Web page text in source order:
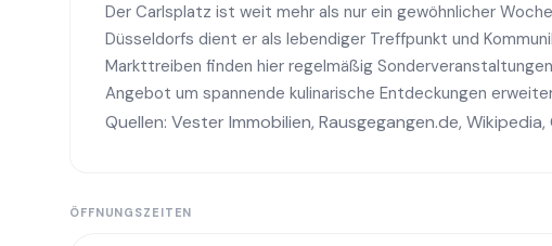
Der Carlsplatz ist weit mehr als nur ein gewöhnlicher
Düsseldorfs dient er als lebendiger Treffpunkt und
Markttreiben finden hier regelmäßig
Angebot um spannende kulinarische Entdeckungen
Quellen: Vester Immobilien, Rausgegangen.de, Wikipedia,
ÖFFNUNGSZEITEN